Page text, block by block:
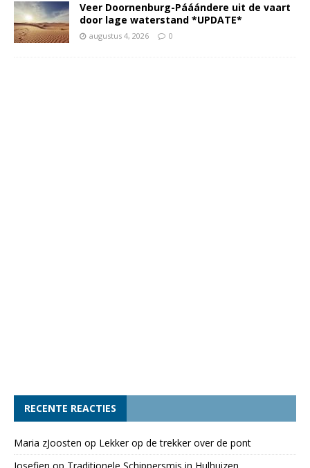
Veer Doornenburg-Pááándere uit de vaart
door lage waterstand *UPDATE*
augustus 4, 2026 0
RECENTE REACTIES
Maria zJoosten op Lekker op de trekker over de pont